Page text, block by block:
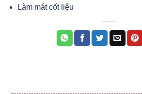
Làm mát cốt liệu